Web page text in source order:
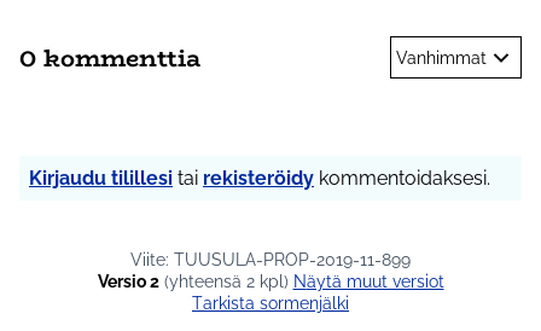
0 kommenttia Vanhimmat
Kirjaudu tilillesi tai rekisteröidy kommentoidaksesi.
Viite: TUUSULA-PROP-2019-11-899
Versio 2(yhteensä 2 kpl)
näytä muut versiot
Tarkista sormenjälki